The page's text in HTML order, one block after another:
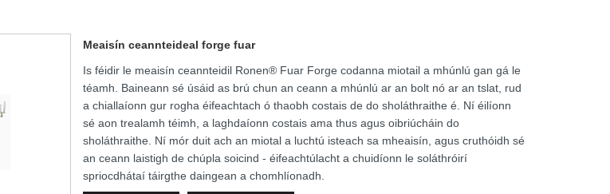
Meaisín ceannteideal forge fuar
Is féidir le meaisín ceannteidil Ronen® Fuar Forge codanna miotail a mhúnlú gan gá le
téamh. Baineann sé úsáid as brú chun an ceann a mhúnlú ar an bolt nó ar an tslat, rud
a chiallaíonn gur rogha éifeachtach ó thaobh costais de do sholáthraithe é. Ní éilíonn
sé aon trealamh téimh, a laghdaíonn costais ama thus agus oibriúcháin do
sholáthraithe. Ní mór duit ach an miotal a luchtú isteach sa mheaisín, agus cruthóidh sé
an ceann laistigh de chúpla soicind - éifeachtúlacht a chuidíonn le soláthróirí
spriocdhátaí táirgthe daingean a chomhlíonadh.